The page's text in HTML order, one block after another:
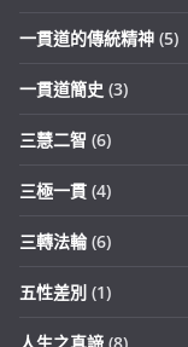
一貫道的傳統精神 (5)
一貫道簡史 (3)
三慧二智 (6)
三極一貫 (4)
三轉法輪 (6)
五性差別 (1)